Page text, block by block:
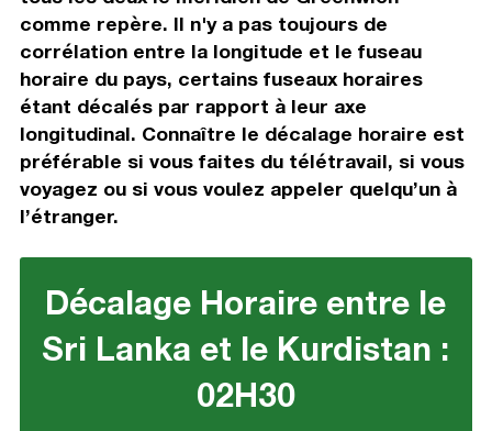
comme repère. Il n'y a pas toujours de
corrélation entre la longitude et le fuseau
horaire du pays, certains fuseaux horaires
étant décalés par rapport à leur axe
longitudinal. Connaître le décalage horaire est
préférable si vous faites du télétravail, si vous
voyagez ou si vous voulez appeler quelqu’un à
l’étranger.
Décalage Horaire entre le
Sri Lanka et le Kurdistan :
02H30